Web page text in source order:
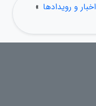
اخبار و رویدادها »